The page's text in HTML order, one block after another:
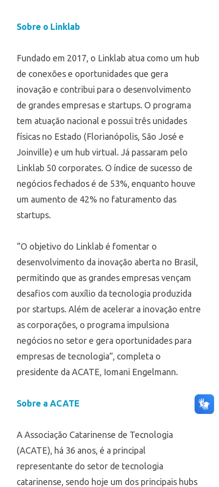
Sobre o Linklab
Fundado em 2017, o Linklab atua como um hub
de conexões e oportunidades que gera
inovação e contribui para o desenvolvimento
de grandes empresas e startups. O programa
tem atuação nacional e possui três unidades
físicas no Estado (Florianópolis, São José e
Joinville) e um hub virtual. Já passaram pelo
Linklab 50 corporates. O índice de sucesso de
negócios fechados é de 53%, enquanto houve
um aumento de 42% no faturamento das
startups.
“O objetivo do Linklab é fomentar o
desenvolvimento da inovação aberta no Brasil,
permitindo que as grandes empresas vençam
desafios com auxílio da tecnologia produzida
por startups. Além de acelerar a inovação entre
as corporações, o programa impulsiona
negócios no setor e gera oportunidades para
empresas de tecnologia”, completa o
presidente da ACATE, Iomani Engelmann.
Sobre a ACATE
A Associação Catarinense de Tecnologia
(ACATE), há 36 anos, é a principal
representante do setor de tecnologia
catarinense, sendo hoje um dos principais hubs